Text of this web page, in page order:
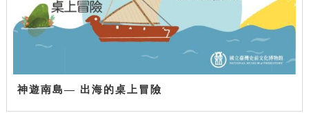
神遊南島— 出海的桌上冒險